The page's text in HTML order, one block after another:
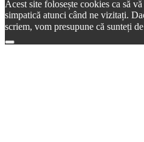
Acest site folosește cookies ca să
simpatică atunci când ne vizitați.
scriem, vom presupune că sunteți